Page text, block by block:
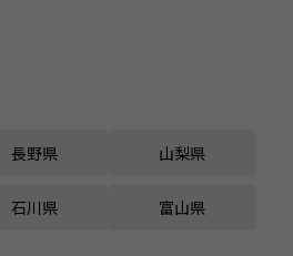
長野県 山梨県
石川県 富山県